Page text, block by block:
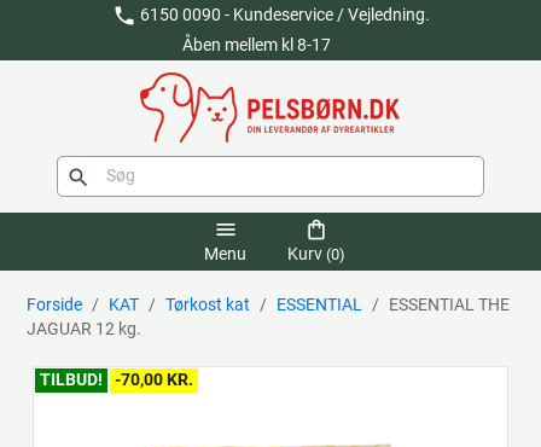
phone 6150 0090 - Kundeservice / Vejledning.
Åben mellem kl 8-17
search
menu
Menu
shopping_bag
Kurv (0)
Forside KAT Tørkost kat ESSENTIAL
ESSENTIAL THE
JAGUAR 12 kg.
TILBUD! -70,00 KR.